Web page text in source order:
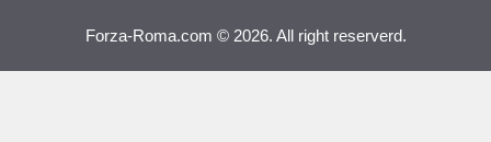
Forza-Roma.com © 2026. All right reserverd.